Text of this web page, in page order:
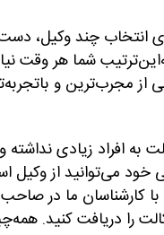
انتخاب چند وکیل،
شما هر وقت
تماس با شماره ۰۲۱۴۴۲۱۱۴۱۴ به
به افراد زیادی
خود می‌توانید از وکیل
با کارشناسان ما در
را دریافت کنید.